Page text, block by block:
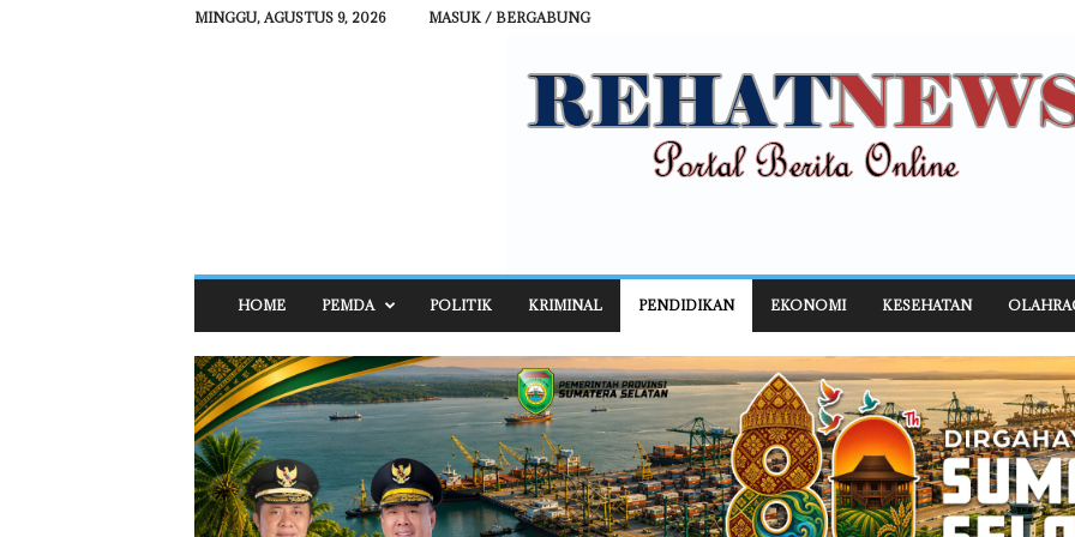
MINGGU, AGUSTUS 9, 2026 MASUK / BERGABUNG
H
A
T
N
E
W
S
HOME PEMDA POLITIK KRIMINAL PENDIDIKAN EKONOMI KESEHATAN